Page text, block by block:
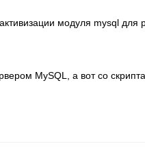
модуля mysql для
MySQL, а вот со